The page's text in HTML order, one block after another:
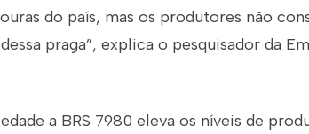
do país, mas os produtores não
praga”, explica o pesquisador da
a BRS 7980 eleva os níveis de